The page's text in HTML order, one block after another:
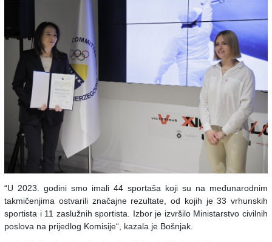
“U 2023. godini smo imali 44 sportaša koji su na međunarodnim
takmičenjima ostvarili značajne rezultate, od kojih je 33 vrhunskih
sportista i 11 zaslužnih sportista. Izbor je izvršilo Ministarstvo civilnih
poslova na prijedlog Komisije“, kazala je Bošnjak.